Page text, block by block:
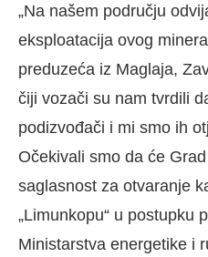
„Na našem području
eksploatacija ovog
preduzeća iz Maglaja,
čiji vozači su nam tvrdili
podizvođači i mi smo ih
Očekivali smo da će
saglasnost za otvaranje
„Limunkopu“ u postupku
Ministarstva energetike i